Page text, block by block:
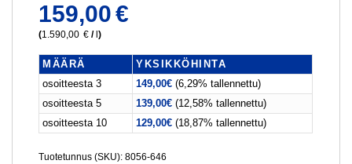
159,00€
(1.590,00 € / l)
MÄÄRÄ
YKSIKKÖHINTA
osoitteesta 3
149,00€ (6,29% tallennettu)
osoitteesta 5
139,00€ (12,58% tallennettu)
osoitteesta 10
129,00€ (18,87% tallennettu)
Tuotetunnus (SKU): 8056-646